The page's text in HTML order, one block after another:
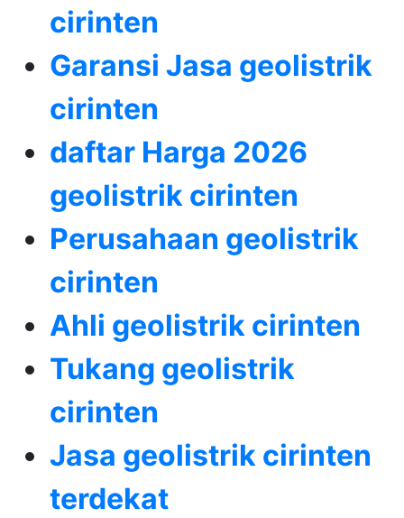
cirinten
Garansi Jasa geolistrik
cirinten
daftar Harga 2026
geolistrik cirinten
Perusahaan geolistrik
cirinten
Ahli geolistrik cirinten
Tukang geolistrik
cirinten
Jasa geolistrik cirinten
terdekat